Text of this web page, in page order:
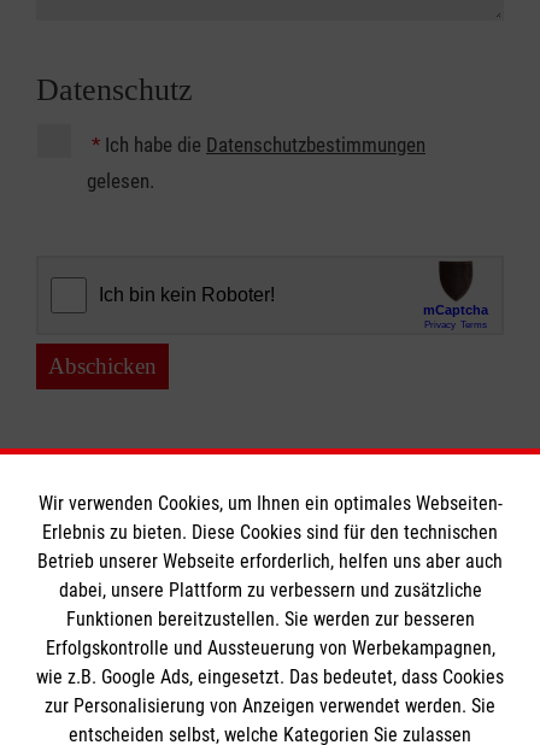
Datenschutz
* Ich habe die Datenschutzbestimmungen
gelesen.
Abschicken
Informationen
Impressum
Datenschutz
Barrierefreiheit
Die Malteser
Wir verwenden Cookies, um Ihnen ein optimales Webseiten-
Erlebnis zu bieten. Diese Cookies sind für den technischen
Betrieb unserer Webseite erforderlich, helfen uns aber auch
dabei, unsere Plattform zu verbessern und zusätzliche
Funktionen bereitzustellen. Sie werden zur besseren
Erfolgskontrolle und Aussteuerung von Werbekampagnen,
wie z.B. Google Ads, eingesetzt. Das bedeutet, dass Cookies
zur Personalisierung von Anzeigen verwendet werden. Sie
entscheiden selbst, welche Kategorien Sie zulassen